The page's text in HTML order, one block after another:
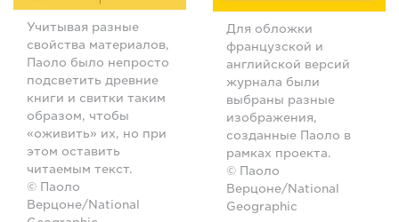
Учитывая разные
свойства материалов,
Паоло было непросто
подсветить древние
книги и свитки таким
образом, чтобы
«оживить» их, но при
этом оставить
читаемым текст.
© Паоло
Верцоне/National
Для обложки
французской и
английской версий
журнала были
выбраны разные
изображения,
созданные Паоло в
рамках проекта.
© Паоло
Верцоне/National
Geographic